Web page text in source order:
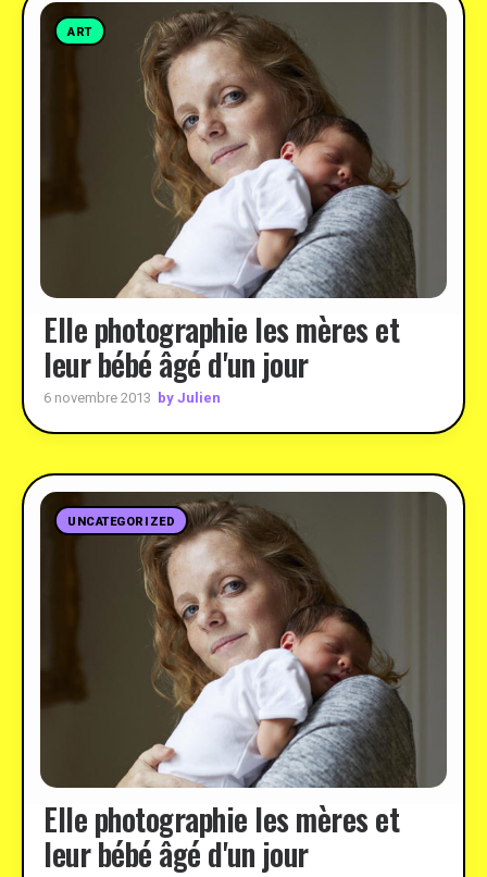
ART
Elle photographie les mères et
leur bébé âgé d'un jour
6 novembre 2013 by Julien
UNCATEGORIZED
Elle photographie les mères et
leur bébé âgé d'un jour